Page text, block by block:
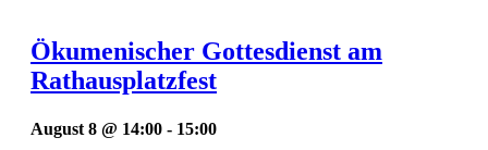
Ökumenischer Gottesdienst am
Rathausplatzfest
August 8 @ 14:00 - 15:00